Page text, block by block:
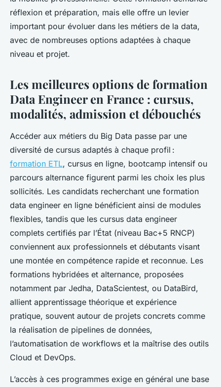
réflexion et préparation, mais elle offre un levier
important pour évoluer dans les métiers de la data,
avec de nombreuses options adaptées à chaque
niveau et projet.
Les meilleures options de formation
Data Engineer en France : cursus,
modalités, admission et débouchés
Accéder aux métiers du Big Data passe par une
diversité de cursus adaptés à chaque profil :
formation ETL, cursus en ligne, bootcamp intensif ou
parcours alternance figurent parmi les choix les plus
sollicités. Les candidats recherchant une formation
data engineer en ligne bénéficient ainsi de modules
flexibles, tandis que les cursus data engineer
complets certifiés par l’État (niveau Bac+5 RNCP)
conviennent aux professionnels et débutants visant
une montée en compétence rapide et reconnue. Les
formations hybridées et alternance, proposées
notamment par Jedha, DataScientest, ou DataBird,
allient apprentissage théorique et expérience
pratique, souvent autour de projets concrets comme
la réalisation de pipelines de données,
l’automatisation de workflows et la maîtrise des outils
Cloud et DevOps.
L’accès à ces programmes exige en général une base